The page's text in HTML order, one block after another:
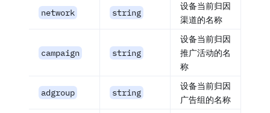
network string
设备当前归因
渠道的名称
campaign string
设备当前归因
推广活动的名
称
adgroup string
设备当前归因
广告组的名称